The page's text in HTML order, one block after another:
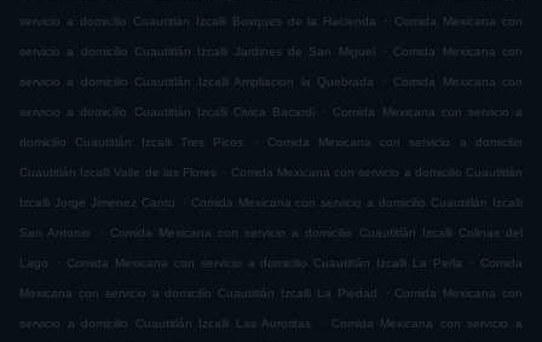
servicio a domicilio Cuautitlán Izcalli Bosques de la Hacienda . Comida Mexicana con
servicio a domicilio Cuautitlán Izcalli Jardines de San Miguel . Comida Mexicana con
servicio a domicilio Cuautitlán Izcalli Ampliacion la Quebrada . Comida Mexicana con
servicio a domicilio Cuautitlán Izcalli Civica Bacardi . Comida Mexicana con servicio a
domicilio Cuautitlán Izcalli Tres Picos . Comida Mexicana con servicio a domicilio
Cuautitlán Izcalli Valle de las Flores . Comida Mexicana con servicio a domicilio Cuautitlán
Izcalli Jorge Jimenez Cantu . Comida Mexicana con servicio a domicilio Cuautitlán Izcalli
San Antonio . Comida Mexicana con servicio a domicilio Cuautitlán Izcalli Colinas del
Lago . Comida Mexicana con servicio a domicilio Cuautitlán Izcalli La Perla . Comida
Mexicana con servicio a domicilio Cuautitlán Izcalli La Piedad . Comida Mexicana con
servicio a domicilio Cuautitlán Izcalli Las Auroritas . Comida Mexicana con servicio a